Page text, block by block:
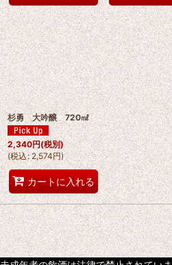
杉勇 大吟醸 720㎖
2,340円(税別)
(税込: 2,574円)
カートに入れる